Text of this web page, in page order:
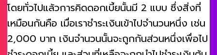
โดยทั่วไปแล้วการคิดดอกเบี้ยนั้นมี 2 แบบ ซึ่งสิ่งที่
เหมือนกันคือ เมื่อเราชำระเงินเข้าไปจำนวนหนึ่ง เช่น
2,000 บาท เงินจำนวนนั้นจะถูกกันส่วนหนึ่งเพื่อไป